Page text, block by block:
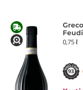
0,75 ℓ
93